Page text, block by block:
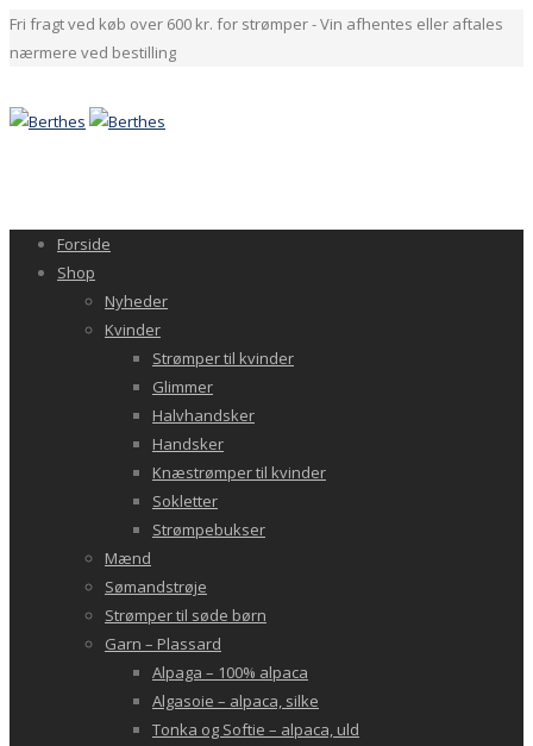
Fri fragt ved køb over 600 kr. for strømper - Vin afhentes eller aftales
nærmere ved bestilling
Forside
Shop
Nyheder
Kvinder
Strømper til kvinder
Glimmer
Halvhandsker
Handsker
Knæstrømper til kvinder
Sokletter
Strømpebukser
Mænd
Sømandstrøje
Strømper til søde børn
Garn – Plassard
Alpaga – 100% alpaca
Algasoie – alpaca, silke
Tonka og Softie – alpaca, uld